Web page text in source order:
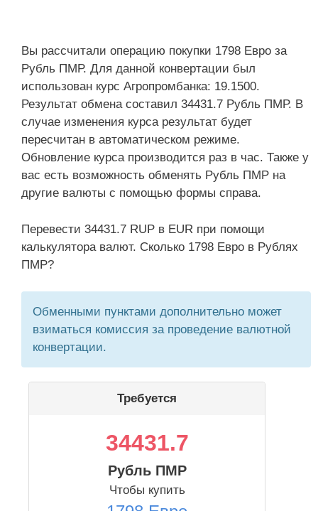
Вы рассчитали операцию покупки 1798 Евро за
Рубль ПМР. Для данной конвертации был
использован курс Агропромбанка: 19.1500.
Результат обмена составил 34431.7 Рубль ПМР. В
случае изменения курса результат будет
пересчитан в автоматическом режиме.
Обновление курса производится раз в час. Также у
вас есть возможность обменять Рубль ПМР на
другие валюты с помощью формы справа.
Перевести 34431.7 RUP в EUR при помощи
калькулятора валют. Сколько 1798 Евро в Рублях
ПМР?
Обменными пунктами дополнительно может
взиматься комиссия за проведение валютной
конвертации.
Требуется
34431.7
Рубль ПМР
Чтобы купить